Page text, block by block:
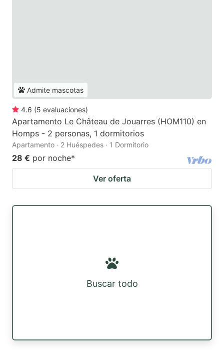
Admite mascotas
4.6 (5 evaluaciones)
Apartamento Le Château de Jouarres (HOM110) en
Homps - 2 personas, 1 dormitorios
Apartamento · 2 Huéspedes · 1 Dormitorio
28 € por noche*
Ver oferta
Buscar todo